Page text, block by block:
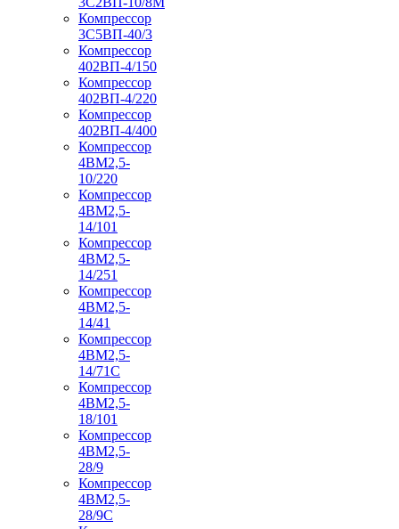
Компрессор
3С5ВП-40/3
Компрессор
402ВП-4/150
Компрессор
402ВП-4/220
Компрессор
402ВП-4/400
Компрессор
4ВМ2,5-
10/220
Компрессор
4ВМ2,5-
14/101
Компрессор
4ВМ2,5-
14/251
Компрессор
4ВМ2,5-
14/41
Компрессор
4ВМ2,5-
14/71C
Компрессор
4ВМ2,5-
18/101
Компрессор
4ВМ2,5-
28/9
Компрессор
4ВМ2,5-
28/9С